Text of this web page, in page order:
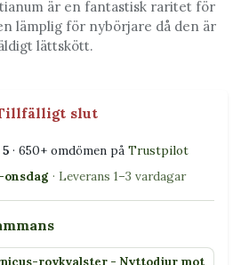
är en fantastisk raritet för
lämplig för nybörjare då den är
lättskött.
slut
· 650+ omdömen på Trustpilot
· Leverans 1–3 vardagar
rovkvalster - Nyttodjur mot